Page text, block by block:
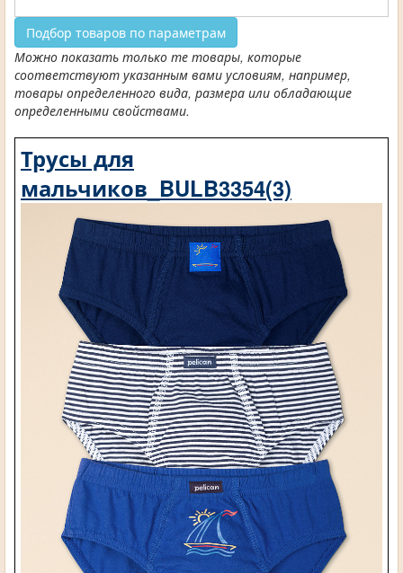
Подбор товаров по параметрам
Можно показать только те товары, которые
соответствуют указанным вами условиям, например,
товары определенного вида, размера или обладающие
определенными свойствами.
Трусы для
мальчиков_BULB3354(3)